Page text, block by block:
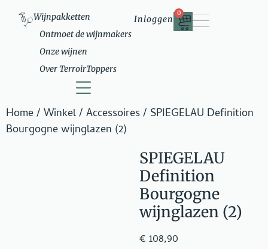
Wijnpakketten
Ontmoet de wijnmakers
Onze wijnen
Over TerroirToppers
Inloggen
0
Home/ Winkel/ Accessoires/ SPIEGELAU Definition
Bourgogne wijnglazen (2)
SPIEGELAU
Definition
Bourgogne
wijnglazen (2)
€ 108,90